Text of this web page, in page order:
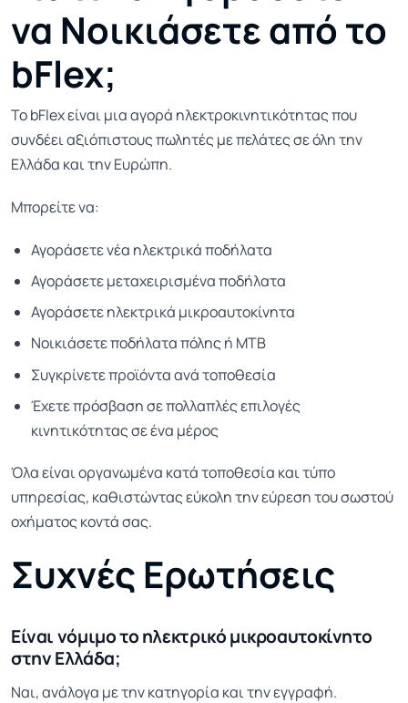
να Νοικιάσετε από το
bFlex;
Το bFlex είναι μια αγορά ηλεκτροκινητικότητας που
συνδέει αξιόπιστους πωλητές με πελάτες σε όλη την
Ελλάδα και την Ευρώπη.
Μπορείτε να:
Αγοράσετε νέα ηλεκτρικά ποδήλατα
Αγοράσετε μεταχειρισμένα ποδήλατα
Αγοράσετε ηλεκτρικά μικροαυτοκίνητα
Νοικιάσετε ποδήλατα πόλης ή MTB
Συγκρίνετε προϊόντα ανά τοποθεσία
Έχετε πρόσβαση σε πολλαπλές επιλογές
κινητικότητας σε ένα μέρος
Όλα είναι οργανωμένα κατά τοποθεσία και τύπο
υπηρεσίας, καθιστώντας εύκολη την εύρεση του σωστού
οχήματος κοντά σας.
Συχνές Ερωτήσεις
Είναι νόμιμο το ηλεκτρικό μικροαυτοκίνητο
στην Ελλάδα;
Ναι, ανάλογα με την κατηγορία και την εγγραφή.